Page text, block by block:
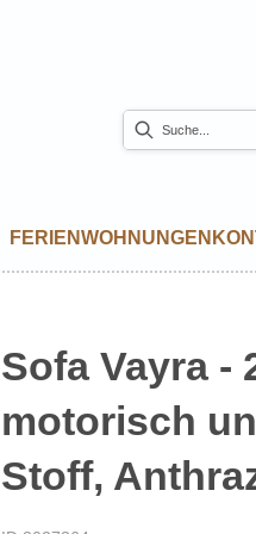
FERIENWOHNUNGEN
Sofa Vayra -
motorisch
Stoff,